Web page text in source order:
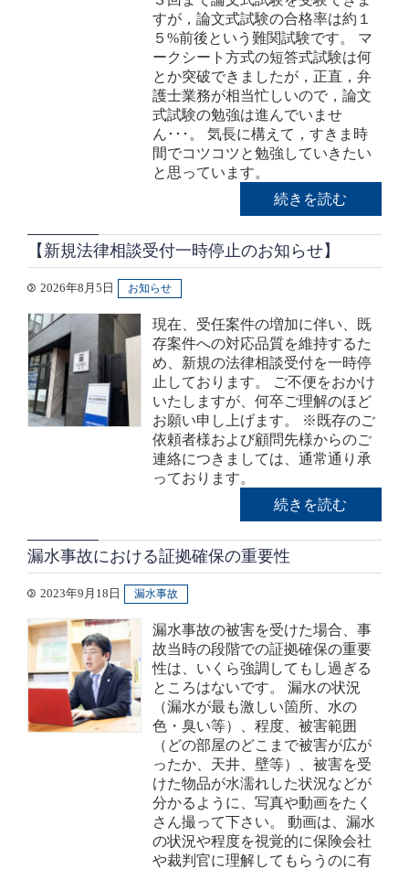
すが，論文式試験の合格率は約１
５%前後という難関試験です。 マ
ークシート方式の短答式試験は何
とか突破できましたが，正直，弁
護士業務が相当忙しいので，論文
式試験の勉強は進んでいませ
ん･･･。 気長に構えて，すきま時
間でコツコツと勉強していきたい
と思っています。
続きを読む
【新規法律相談受付一時停止のお知らせ】
2026年8月5日 お知らせ
現在、受任案件の増加に伴い、既
存案件への対応品質を維持するた
め、新規の法律相談受付を一時停
止しております。 ご不便をおかけ
いたしますが、何卒ご理解のほど
お願い申し上げます。 ※既存のご
依頼者様および顧問先様からのご
連絡につきましては、通常通り承
っております。
続きを読む
漏水事故における証拠確保の重要性
2023年9月18日 漏水事故
漏水事故の被害を受けた場合、事
故当時の段階での証拠確保の重要
性は、いくら強調してもし過ぎる
ところはないです。 漏水の状況
（漏水が最も激しい箇所、水の
色・臭い等）、程度、被害範囲
（どの部屋のどこまで被害が広が
ったか、天井、壁等）、被害を受
けた物品が水濡れした状況などが
分かるように、写真や動画をたく
さん撮って下さい。 動画は、漏水
の状況や程度を視覚的に保険会社
や裁判官に理解してもらうのに有